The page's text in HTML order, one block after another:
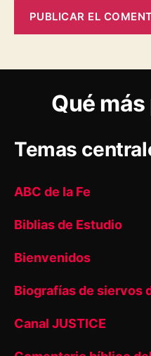
Qué
Temas
ABC de la Fe
Biblias de Estudio
Bienvenidos
Biografías de siervos
Canal JUSTICE